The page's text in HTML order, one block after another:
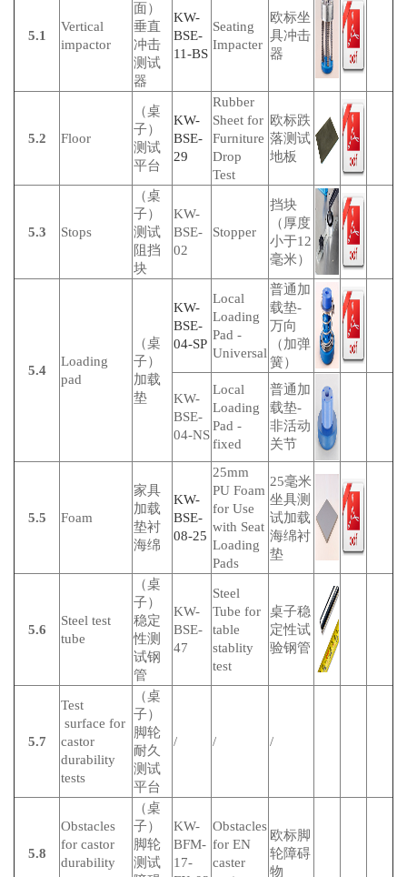
5.1
Vertical
impactor
面）
垂直
冲击
测试
器
KW-
BSE-
11-BS
Seating
Impacter
欧标坐
具冲击
器
5.2 Floor
（桌
子）
测试
平台
KW-
BSE-
29
Rubber
Sheet for
Furniture
Drop
Test
欧标跌
落测试
地板
5.3 Stops
（桌
子）
测试
阻挡
块
KW-
BSE-
02
Stopper
挡块
（厚度
小于12
毫米）
5.4
Loading
pad
（桌
子）
加载
垫
KW-
BSE-
04-SP
Local
Loading
Pad -
Universal
普通加
载垫-
万向
（加弹
簧）
KW-
BSE-
04-NS
Local
Loading
Pad -
fixed
普通加
载垫-
非活动
关节
5.5 Foam
家具
加载
垫衬
海绵
KW-
BSE-
08-25
25mm
PU Foam
for Use
with Seat
Loading
Pads
25毫米
坐具测
试加载
海绵衬
垫
5.6
Steel test
tube
（桌
子）
稳定
性测
试钢
管
KW-
BSE-
47
Steel
Tube for
table
stablity
test
桌子稳
定性试
验钢管
5.7
Test
surface for
castor
durability
tests
（桌
子）
脚轮
耐久
测试
平台
/ / /
5.8
Obstacles
for castor
durability
（桌
子）
脚轮
测试
KW-
BFM-
17-
Obstacles
for EN
caster
欧标脚
轮障碍
物